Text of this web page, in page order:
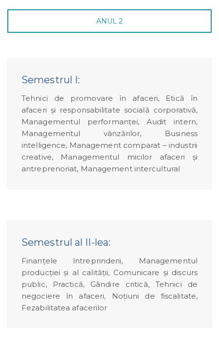
ANUL 2
Semestrul I:
Tehnici de promovare în afaceri, Etică în
afaceri și responsabilitate socială corporativă,
Managementul performanței, Audit intern,
Managementul vânzărilor, Business
intelligence, Management comparat – industrii
creative, Managementul micilor afaceri și
antreprenoriat, Management intercultural
Semestrul al II-lea:
Finanțele întreprinderii, Managementul
producției și al calității, Comunicare și discurs
public, Practică, Gândire critică, Tehnici de
negociere în afaceri, Noțiuni de fiscalitate,
Fezabilitatea afacerilor